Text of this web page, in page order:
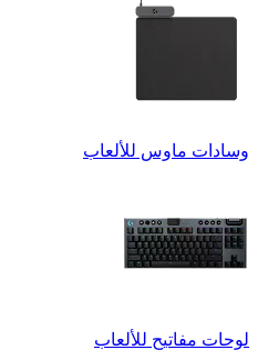
وسادات ماوس للألعاب
لوحات مفاتيح للألعاب